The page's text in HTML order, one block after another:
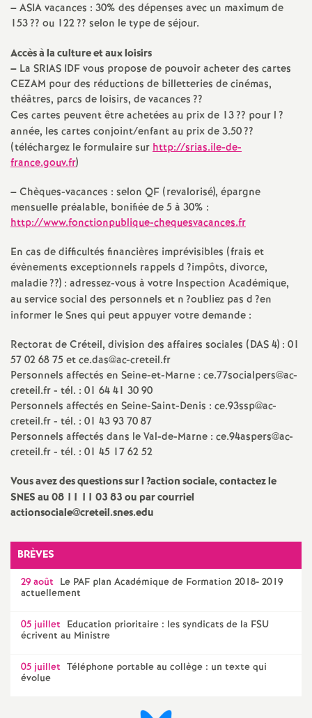
n
s
T
o
u
r
s
–ASIAvacances : 30% des dépenses avec un maximum de
153?? ou 122?? selon le type de séjour.
Accès à la culture et aux loisirs
– La SRIAS IDFvous propose de pouvoir acheter des cartes
CEZAM pour des réductions de billetteries de cinémas,
théâtres, parcs de loisirs, de vacances??
Ces cartes peuvent être achetées au prix de 13?? pour l?
année, les cartes conjoint/enfant au prix de 3.50??
(téléchargez le formulaire surhttp://srias.ile-de-
france.gouv.fr)
–Chèques-vacances : selon QF (revalorisé), épargne
mensuelle préalable, bonifiée de 5 à 30% :
http://www.fonctionpublique-chequesvacances.fr
En cas de difficultés financières imprévisibles (frais et
évènements exceptionnels rappels d?impôts, divorce,
maladie??) : adressez-vous à votre Inspection Académique,
au service social des personnels et n?oubliez pas d?en
informer le Snes qui peut appuyer votre demande :
Rectorat de Créteil, division des affaires sociales (DAS4) : 01
57 02 68 75 et ce.das@ac-creteil.fr
Personnels affectés en Seine-et-Marne : ce.77socialpers@ac-
creteil.fr - tél. : 01 64 41 30 90
Personnels affectés en Seine-Saint-Denis : ce.93ssp@ac-
creteil.fr - tél. : 01 43 93 70 87
Personnels affectés dans le Val-de-Marne : ce.94aspers@ac-
creteil.fr - tél. : 01 45 17 62 52
Vous avez des questions sur l?action sociale, contactez le
SNESau 08 11 11 03 83 ou par courriel
actionsociale@creteil.snes.edu
BRÈVES
29 août Le PAF plan Académique de Formation 2018- 2019
actuellement
05 juillet Education prioritaire : les syndicats de la FSU
écrivent au Ministre
05 juillet Téléphone portable au collège : un texte qui
évolue